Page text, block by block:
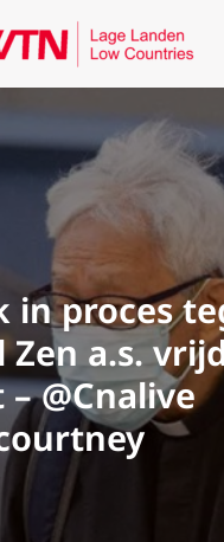
in proces
a.s.
@Cnalive